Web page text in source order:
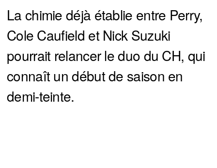
La chimie déjà établie entre Perry,
Cole Caufield et Nick Suzuki
pourrait relancer le duo du CH, qui
connaît un début de saison en
demi-teinte.